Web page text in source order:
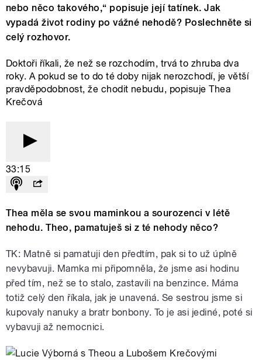
nebo něco takového,“ popisuje její tatínek. Jak
vypadá život rodiny po vážné nehodě? Poslechněte si
celý rozhovor.
Doktoři říkali, že než se rozchodím, trvá to zhruba dva
roky. A pokud se to do té doby nijak nerozchodí, je větší
pravděpodobnost, že chodit nebudu, popisuje Thea
Krečová
33:15
Thea měla se svou maminkou a sourozenci v létě
nehodu. Theo, pamatuješ si z té nehody něco?
TK: Matně si pamatuji den předtím, pak si to už úplně
nevybavuji. Mamka mi připomněla, že jsme asi hodinu
před tím, než se to stalo, zastavili na benzince. Máma
totiž celý den říkala, jak je unavená. Se sestrou jsme si
kupovaly nanuky a bratr bonbony. To je asi jediné, poté si
vybavuji až nemocnici.